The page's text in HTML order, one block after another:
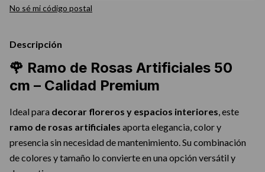
No sé mi código postal
Descripción
🌹 Ramo de Rosas Artificiales 50
cm – Calidad Premium
Ideal para decorar floreros y espacios interiores , este
ramo de rosas artificiales aporta elegancia, color y
presencia sin necesidad de mantenimiento. Su combinación
de colores y tamaño lo convierte en una opción versátil y